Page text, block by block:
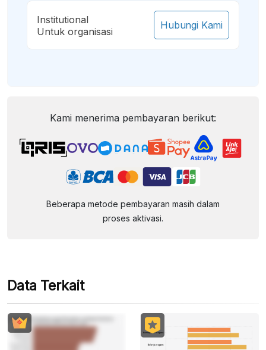
Institutional
Untuk organisasi
Hubungi Kami
Kami menerima pembayaran berikut:
Beberapa metode pembayaran masih dalam
proses aktivasi.
Data Terkait